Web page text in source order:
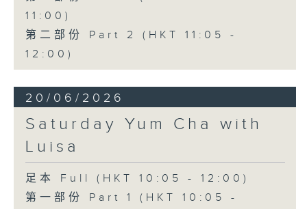
11:00)
第二部份 Part 2 (HKT 11:05 -
12:00)
20/06/2026
Saturday Yum Cha with
Luisa
足本 Full (HKT 10:05 - 12:00)
第一部份 Part 1 (HKT 10:05 -